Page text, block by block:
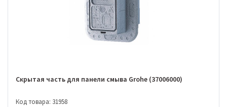
Скрытая часть для панели смыва Grohe (37006000)
Код товара: 31958